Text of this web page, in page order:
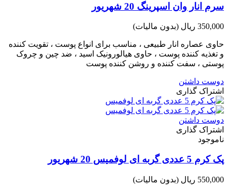
سرم انار وان اسپرینگ 20 شهریور
350,000 ریال (بدون مالیات)
حاوی عصاره انار طبیعی ، مناسب برای انواع پوست ، تقویت کننده
و تغذیه کننده پوست ، حاوی هیالورونیک اسید ، ضد چین و چروک
پوستی ، سفت کننده و روشن کننده پوست
دوست داشتن
اشتراک گذاری
دوست داشتن
اشتراک گذاری
ناموجود
پک کرم 5 عددی گربه ای لوفمیس 20 شهریور
550,000 ریال (بدون مالیات)